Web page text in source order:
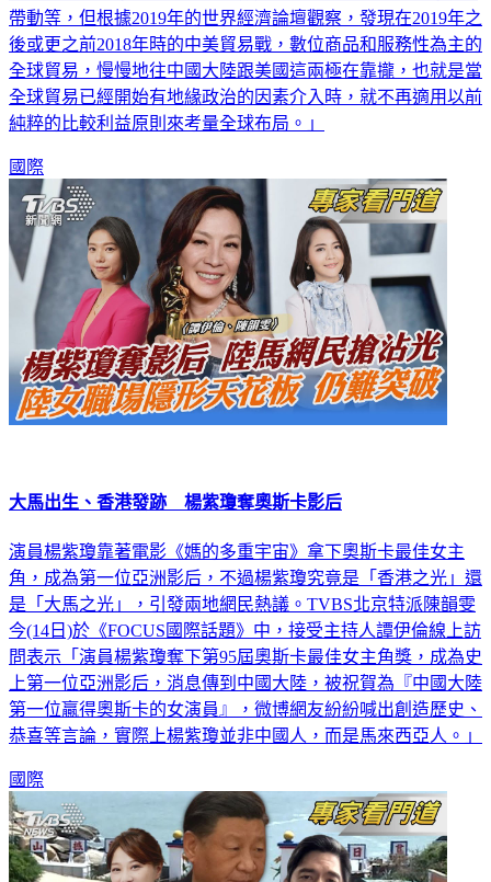
帶動等，但根據2019年的世界經濟論壇觀察，發現在2019年之
後或更之前2018年時的中美貿易戰，數位商品和服務性為主的
全球貿易，慢慢地往中國大陸跟美國這兩極在靠攏，也就是當
全球貿易已經開始有地緣政治的因素介入時，就不再適用以前
純粹的比較利益原則來考量全球布局。」
國際
大馬出生、香港發跡 楊紫瓊奪奧斯卡影后
演員楊紫瓊靠著電影《媽的多重宇宙》拿下奧斯卡最佳女主
角，成為第一位亞洲影后，不過楊紫瓊究竟是「香港之光」還
是「大馬之光」，引發兩地網民熱議。TVBS北京特派陳韻雯
今(14日)於《FOCUS國際話題》中，接受主持人譚伊倫線上訪
問表示「演員楊紫瓊奪下第95屆奧斯卡最佳女主角獎，成為史
上第一位亞洲影后，消息傳到中國大陸，被祝賀為『中國大陸
第一位贏得奧斯卡的女演員』，微博網友紛紛喊出創造歷史、
恭喜等言論，實際上楊紫瓊並非中國人，而是馬來西亞人。」
國際